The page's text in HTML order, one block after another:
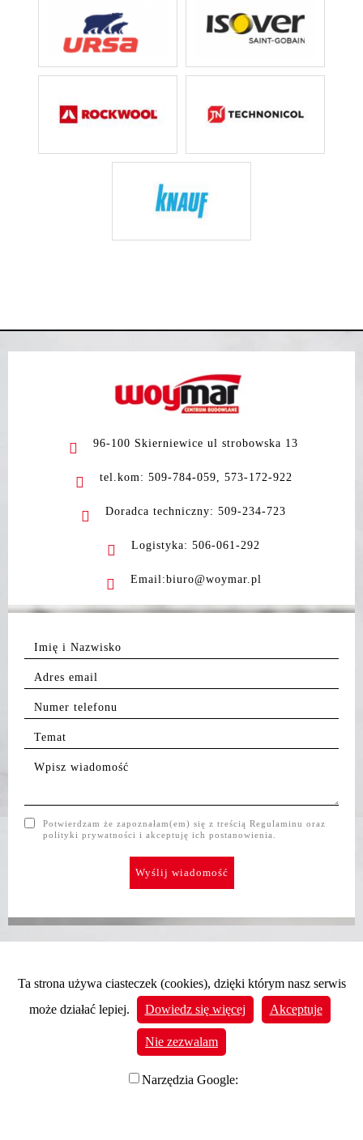
96-100 Skierniewice ul strobowska 13
tel.kom: 509-784-059, 573-172-922
Doradca techniczny: 509-234-723
Logistyka: 506-061-292
Email:biuro@woymar.pl
Potwierdzam że zapoznałam(em) się z treścią Regulaminu oraz
polityki prywatności i akceptuję ich postanowienia.
Ta strona używa ciasteczek (cookies), dzięki którym nasz serwis
może działać lepiej.
Dowiedz się więcej Akceptuje
Nie zezwalam
Narzędzia Google: